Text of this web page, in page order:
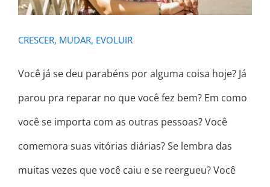
CRESCER, MUDAR, EVOLUIR
Você já se deu parabéns por alguma coisa hoje? Já
parou pra reparar no que você fez bem? Em como
você se importa com as outras pessoas? Você
comemora suas vitórias diárias? Se lembra das
muitas vezes que você caiu e se reergueu? Você